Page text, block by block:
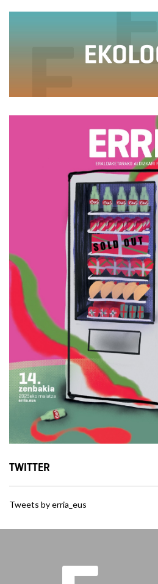
TWITTER
Tweets by erria_eus